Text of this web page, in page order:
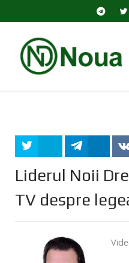
Liderul Noii
TV despre